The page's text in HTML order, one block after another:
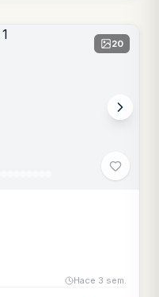
20
Hace 3 sem.